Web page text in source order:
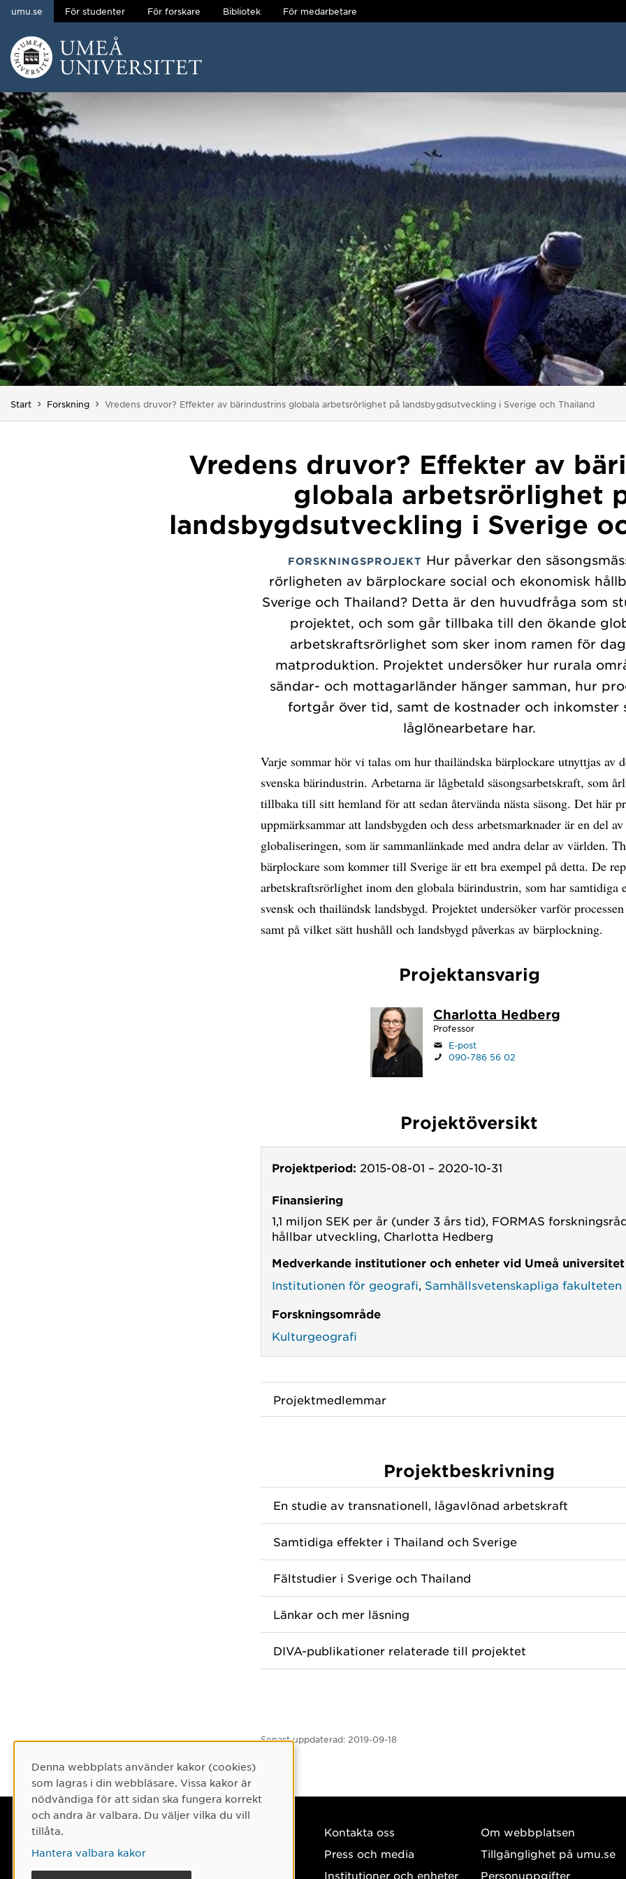
Hoppa direkt till innehållet
umu.se För studenter För forskare Bibliotek För medarbetare
Huvudmenyn dold.
Start Forskning Du är här:
Vredens druvor? Effekter av bärindustrins globala arbetsrörlighet på landsbygdsutveckling i Sverige och Thailand
Vredens druvor? Effekter av
globala arbetsrörlighet
landsbygdsutveckling i Sverige
FORSKNINGSPROJEKT Hur påverkar den
rörligheten av bärplockare social och ekonomisk
Sverige och Thailand? Detta är den huvudfråga som
projektet, och som går tillbaka till den ökande
arbetskraftsrörlighet som sker inom ramen för
matproduktion. Projektet undersöker hur rurala
sändar- och mottagarländer hänger samman, hur
fortgår över tid, samt de kostnader och inkomster
låglönearbetare har.
Varje sommar hör vi talas om hur thailändska bärplockare utnyttjas av
svenska bärindustrin. Arbetarna är lågbetald säsongsarbetskraft, som
tillbaka till sitt hemland för att sedan återvända nästa säsong. Det här
uppmärksammar att landsbygden och dess arbetsmarknader är en del av
globaliseringen, som är sammanlänkade med andra delar av världen.
bärplockare som kommer till Sverige är ett bra exempel på detta. De
arbetskraftsrörlighet inom den globala bärindustrin, som har samtidiga
svensk och thailändsk landsbygd. Projektet undersöker varför
samt på vilket sätt hushåll och landsbygd påverkas av bärplockning.
Projektansvarig
Charlotta Hedberg
Professor
E-post
090-786 56 02
Projektöversikt
Projektperiod: 2015-08-01 – 2020-10-31
Finansiering
1,1 miljon SEK per år (under 3 års tid), FORMAS
hållbar utveckling, Charlotta Hedberg
Medverkande institutioner och enheter vid Umeå universitet
Institutionen för geografi Samhällsvetenskapliga fakulteten
Forskningsområde
Kulturgeografi
Projektmedlemmar
Projektbeskrivning
En studie av transnationell, lågavlönad arbetskraft
Samtidiga effekter i Thailand och Sverige
Fältstudier i Sverige och Thailand
Länkar och mer läsning
DIVA-publikationer relaterade till projektet
Senast uppdaterad: 2019-09-18
Tel: 090-786 50 00
Kontakta oss
Press och media
Institutioner och enheter
Om webbplatsen
Tillgänglighet på umu.se
Personuppgifter
Cookie-samtycke
Denna webbplats använder kakor (cookies)
som lagras i din webbläsare. Vissa kakor är
nödvändiga för att sidan ska fungera korrekt
och andra är valbara. Du väljer vilka du vill
tillåta.
Hantera valbara kakor